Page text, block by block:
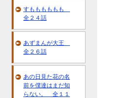
すもももももも
全２４話
あずまんが大王
全２６話
あの日見た花の名
前を僕達はまだ知
らない。 全１１